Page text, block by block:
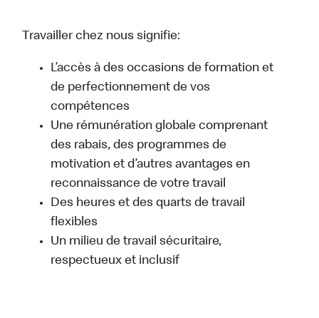
Travailler chez nous signifie:
L’accès à des occasions de formation et
de perfectionnement de vos
compétences
Une rémunération globale comprenant
des rabais, des programmes de
motivation et d’autres avantages en
reconnaissance de votre travail
Des heures et des quarts de travail
flexibles
Un milieu de travail sécuritaire,
respectueux et inclusif